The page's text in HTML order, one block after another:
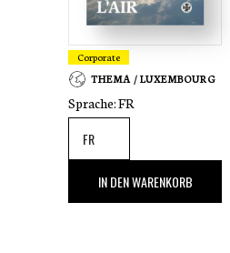
Corporate
THEMA / LUXEMBOURG
Sprache:FR
,00 €
IN DEN WARENKORB